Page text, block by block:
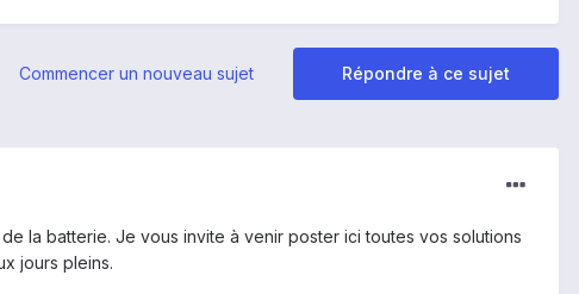
Répondre à ce sujet
Commencer un nouveau sujet
la batterie. Je vous invite à venir poster ici toutes vos solutions
jours pleins.